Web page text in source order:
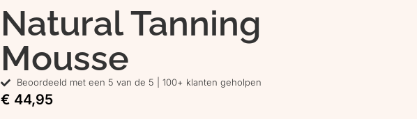
Natural Tanning
Mousse
Beoordeeld met een 5 van de 5 | 100+ klanten geholpen
€ 44,95